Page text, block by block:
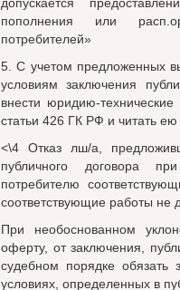
пополнения или
потребителей»
5. С учетом предложенных
условиям заключения
внести юридию-
статьи 426 ГК РФ и читать
<\4 Отказ лш/а,
публичного договора
потребителю
соответствующие работы не
При необоснованном
оферту, от заключения,
судебном порядке обязать
условиях, определенных в